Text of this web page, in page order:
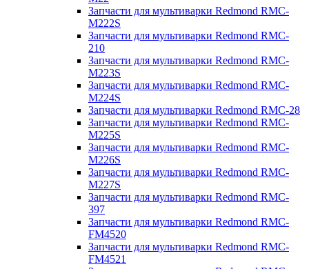
Запчасти для мультиварки Redmond RMC-
M222S
Запчасти для мультиварки Redmond RMC-
210
Запчасти для мультиварки Redmond RMC-
M223S
Запчасти для мультиварки Redmond RMC-
M224S
Запчасти для мультиварки Redmond RMC-28
Запчасти для мультиварки Redmond RMC-
M225S
Запчасти для мультиварки Redmond RMC-
M226S
Запчасти для мультиварки Redmond RMC-
M227S
Запчасти для мультиварки Redmond RMC-
397
Запчасти для мультиварки Redmond RMC-
FM4520
Запчасти для мультиварки Redmond RMC-
FM4521